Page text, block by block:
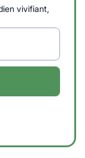
vivifiant,